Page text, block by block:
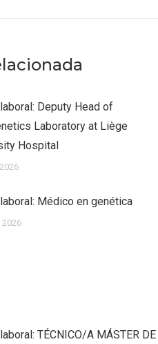
Deputy Head of
Laboratory at Liège
Hospital
Médico en genética
2026
TÉCNICO/A MÁSTER DE